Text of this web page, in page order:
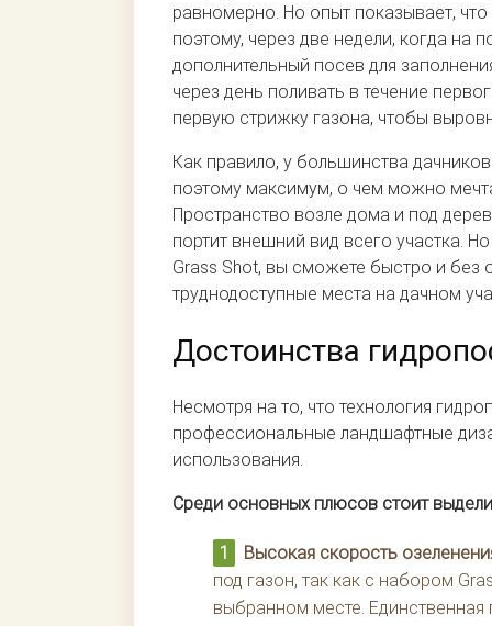
равномерно. Но опыт показывает, что
поэтому, через две недели, когда на
дополнительный посев для
через день поливать в течение
первую стрижку газона, чтобы
Как правило, у большинства
поэтому максимум, о чем можно
Пространство возле дома и под
портит внешний вид всего участка.
Grass Shot, вы сможете быстро и без
труднодоступные места на дачном
Достоинства
Несмотря на то, что технология
профессиональные ландшафтные
использования.
Среди основных плюсов стоит
Высокая скорость
под газон, так как с набором
выбранном месте. Единственная